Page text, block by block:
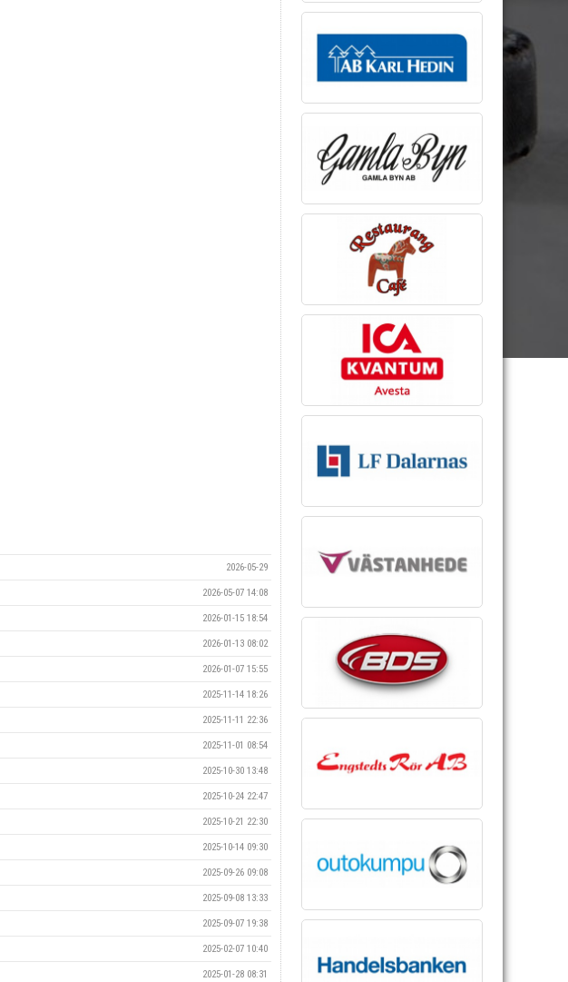
2026-05-29
2026-05-07 14:08
2026-01-15 18:54
2026-01-13 08:02
2026-01-07 15:55
2025-11-14 18:26
2025-11-11 22:36
2025-11-01 08:54
2025-10-30 13:48
2025-10-24 22:47
2025-10-21 22:30
2025-10-14 09:30
2025-09-26 09:08
2025-09-08 13:33
2025-09-07 19:38
2025-02-07 10:40
2025-01-28 08:31